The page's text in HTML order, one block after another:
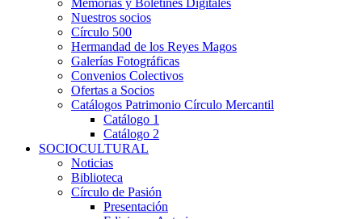
Memorias y Boletines Digitales
Nuestros socios
Círculo 500
Hermandad de los Reyes Magos
Galerías Fotográficas
Convenios Colectivos
Ofertas a Socios
Catálogos Patrimonio Círculo Mercantil
Catálogo 1
Catálogo 2
SOCIOCULTURAL
Noticias
Biblioteca
Círculo de Pasión
Presentación